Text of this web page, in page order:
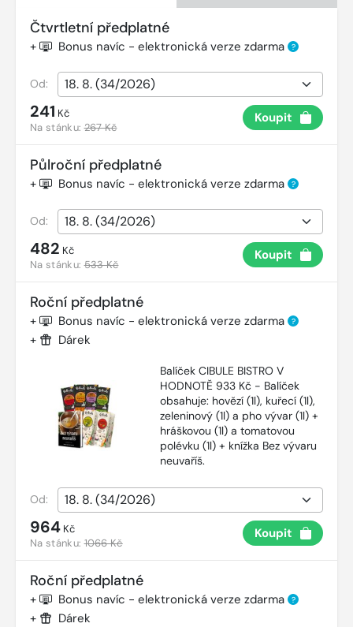
Čtvrtletní předplatné
+ Bonus navíc - elektronická verze zdarma ?
Od:
241 Kč
Na stánku:267 Kč
Koupit
Půlroční předplatné
+ Bonus navíc - elektronická verze zdarma ?
Od:
482 Kč
Na stánku:533 Kč
Koupit
Roční předplatné
+ Bonus navíc - elektronická verze zdarma ?
+ Dárek
Balíček CIBULE BISTRO V
HODNOTĚ 933 Kč - Balíček
obsahuje: hovězí (1l), kuřecí (1l),
zeleninový (1l) a pho vývar (1l) +
hráškovou (1l) a tomatovou
polévku (1l) + knížka Bez vývaru
neuvaříš.
Od:
964 Kč
Na stánku:1066 Kč
Koupit
Roční předplatné
+ Bonus navíc - elektronická verze zdarma ?
+ Dárek